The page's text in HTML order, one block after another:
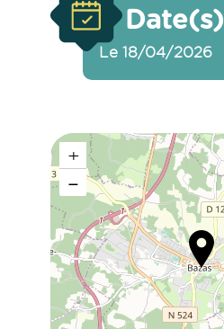
Date(s)
Le 18/04/2026
+
−